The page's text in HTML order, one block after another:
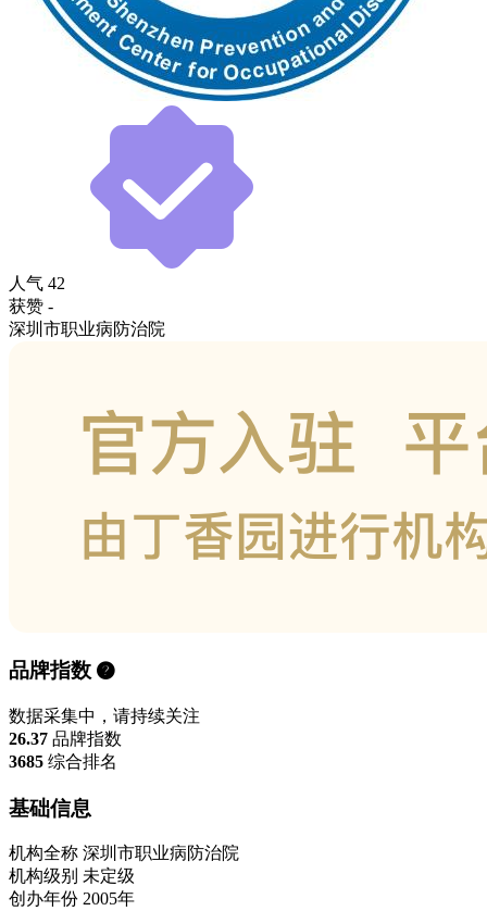
人气 42
获赞 -
深圳市职业病防治院
品牌指数
数据采集中，请持续关注
26.37 品牌指数
3685 综合排名
基础信息
机构全称 深圳市职业病防治院
机构级别 未定级
创办年份 2005年